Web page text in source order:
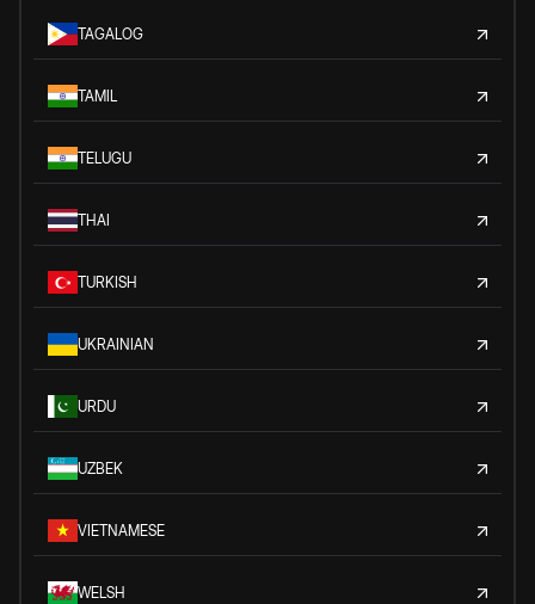
TAGALOG
TAMIL
TELUGU
THAI
TURKISH
UKRAINIAN
URDU
UZBEK
VIETNAMESE
WELSH